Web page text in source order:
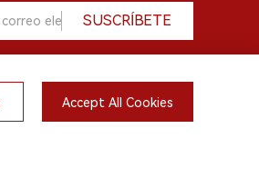
SUSCRÍBETE
Accept All Cookies